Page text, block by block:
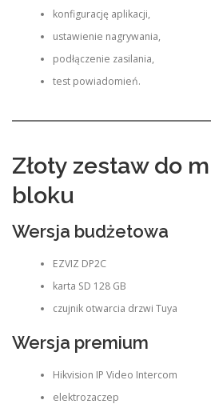
konfigurację aplikacji,
ustawienie nagrywania,
podłączenie zasilania,
test powiadomień.
Złoty zestaw do
bloku
Wersja budżetowa
EZVIZ DP2C
karta SD 128 GB
czujnik otwarcia drzwi Tuya
Wersja premium
Hikvision IP Video Intercom
elektrozaczep